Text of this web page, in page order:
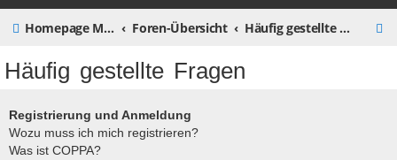
Homepage MG Drivers Club Deutschland Foren-Übersicht Häufig gestellte Fragen
Häufig gestellte Fragen
Registrierung und Anmeldung
Wozu muss ich mich registrieren?
Was ist COPPA?